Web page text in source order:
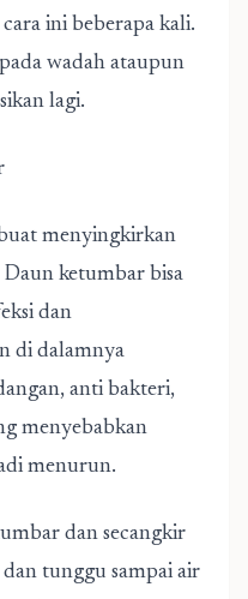
ini beberapa kali.
wadah ataupun
lagi.
menyingkirkan
ketumbar bisa
dan
di dalamnya
anti bakteri,
menyebabkan
menurun.
dan secangkir
tunggu sampai air